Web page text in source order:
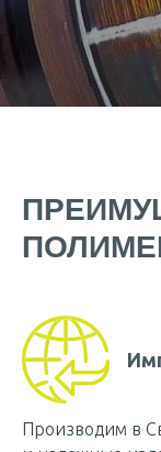
Производим в